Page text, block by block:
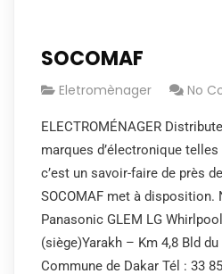
SOCOMAF
Eletromènager No
ELECTROMÉNAGER
marques d’électronique
c’est un savoir-faire de près
SOCOMAF met à disposition.
Panasonic GLEM LG
(siège)Yarakh – Km 4,8 Bld
Commune de Dakar Tél : 33